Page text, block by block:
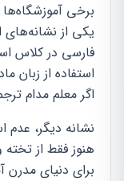
یکی از
اگر معلم مدام
نشانه دیگر، عدم
هنوز فقط از تخته
برای دنیای مدرن